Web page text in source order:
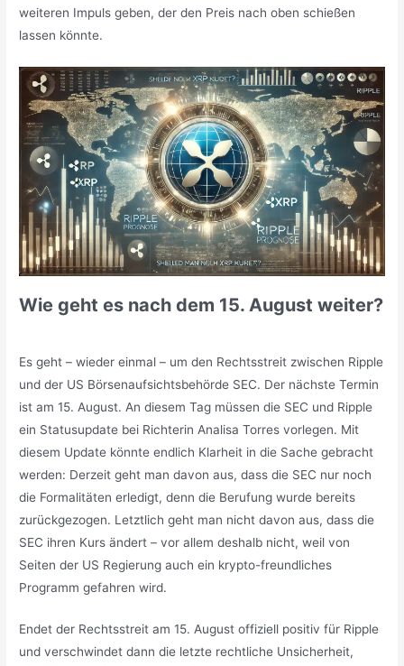
weiteren Impuls geben, der den Preis nach oben schießen
lassen könnte.
Wie geht es nach dem 15. August weiter?
Es geht – wieder einmal – um den Rechtsstreit zwischen Ripple
und der US Börsenaufsichtsbehörde SEC. Der nächste Termin
ist am 15. August. An diesem Tag müssen die SEC und Ripple
ein Statusupdate bei Richterin Analisa Torres vorlegen. Mit
diesem Update könnte endlich Klarheit in die Sache gebracht
werden: Derzeit geht man davon aus, dass die SEC nur noch
die Formalitäten erledigt, denn die Berufung wurde bereits
zurückgezogen. Letztlich geht man nicht davon aus, dass die
SEC ihren Kurs ändert – vor allem deshalb nicht, weil von
Seiten der US Regierung auch ein krypto-freundliches
Programm gefahren wird.
Endet der Rechtsstreit am 15. August offiziell positiv für Ripple
und verschwindet dann die letzte rechtliche Unsicherheit,